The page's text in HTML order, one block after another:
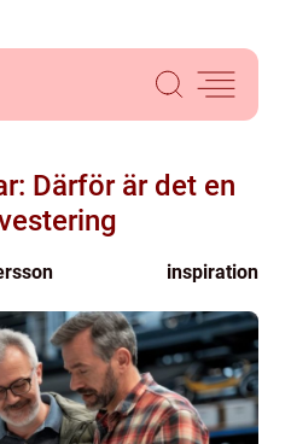
Därför är det en
inspiration